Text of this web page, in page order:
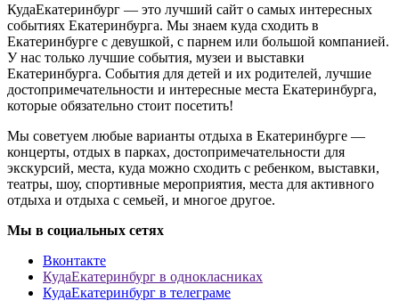
КудаЕкатеринбург — это лучший сайт о самых интересных
событиях Екатеринбурга. Мы знаем куда сходить в
Екатеринбурге с девушкой, с парнем или большой компанией.
У нас только лучшие события, музеи и выставки
Екатеринбурга. События для детей и их родителей, лучшие
достопримечательности и интересные места Екатеринбурга,
которые обязательно стоит посетить!
Мы советуем любые варианты отдыха в Екатеринбурге —
концерты, отдых в парках, достопримечательности для
экскурсий, места, куда можно сходить с ребенком, выставки,
театры, шоу, спортивные мероприятия, места для активного
отдыха и отдыха с семьей, и многое другое.
Мы в социальных сетях
Вконтакте
КудаЕкатеринбург в однокласниках
КудаЕкатеринбург в телеграме